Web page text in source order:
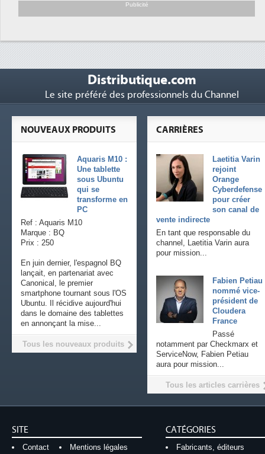
Publicité
Distributique.com
Le site préféré des professionnels du Channel
CARRIÈRES
Laetitia Varin
rejoint
Orange
Cyberdefense
pour créer
son canal de
vente indirecte
En tant que responsable du
channel, Laetitia Varin aura
pour mission...
Fabien Petiau
nommé vice-
président de
Cloudera
France
Passé
notamment par Checkmarx et
ServiceNow, Fabien Petiau
aura pour mission...
Tous les articles carrières
NOUVEAUX PRODUITS
Aquaris M10 :
Une tablette
sous Ubuntu
qui se
transforme en
PC
Ref : Aquaris M10
Marque : BQ
Prix : 250
En juin dernier, l'espagnol BQ
lançait, en partenariat avec
Canonical, le premier
smartphone tournant sous l'OS
Ubuntu. Il récidive aujourd'hui
dans le domaine des tablettes
en annonçant la mise...
Tous les nouveaux produits
SITE
Contact
Mentions légales
CATÉGORIES
Fabricants, éditeurs